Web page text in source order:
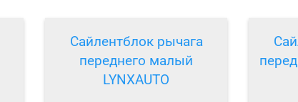
Сайлентблок рычага
переднего малый
LYNXAUTO